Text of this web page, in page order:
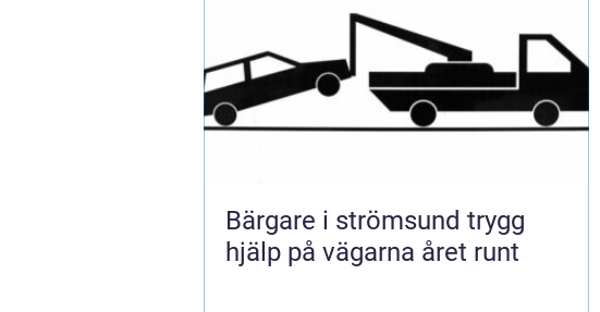
Bärgare i strömsund trygg
hjälp på vägarna året runt